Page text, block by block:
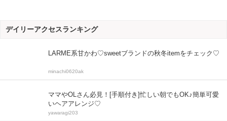
デイリーアクセスランキング
LARME系甘かわ♡sweetブランドの秋冬itemをチェック♡
minachi0620ak
ママやOLさん必見！[手順付き]忙しい朝でもOK♪簡単可愛
いヘアアレンジ♡
yawaragi203